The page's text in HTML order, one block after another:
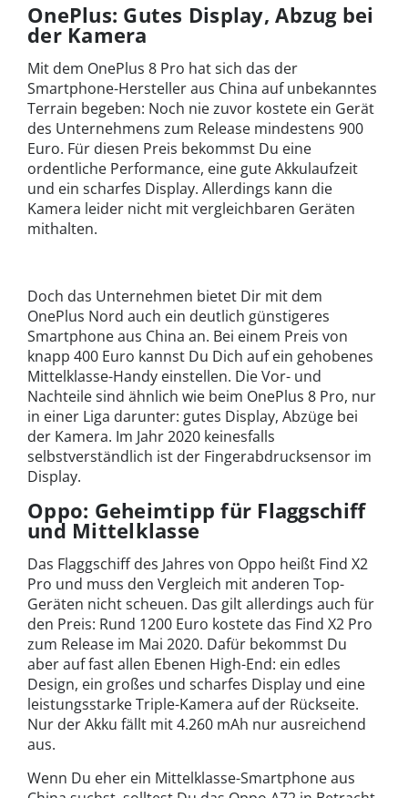
OnePlus: Gutes Display, Abzug bei
der Kamera
Mit dem OnePlus 8 Pro hat sich das der
Smartphone-Hersteller aus China auf unbekanntes
Terrain begeben: Noch nie zuvor kostete ein Gerät
des Unternehmens zum Release mindestens 900
Euro. Für diesen Preis bekommst Du eine
ordentliche Performance, eine gute Akkulaufzeit
und ein scharfes Display. Allerdings kann die
Kamera leider nicht mit vergleichbaren Geräten
mithalten.
Doch das Unternehmen bietet Dir mit dem
OnePlus Nord auch ein deutlich günstigeres
Smartphone aus China an. Bei einem Preis von
knapp 400 Euro kannst Du Dich auf ein gehobenes
Mittelklasse-Handy einstellen. Die Vor- und
Nachteile sind ähnlich wie beim OnePlus 8 Pro, nur
in einer Liga darunter: gutes Display, Abzüge bei
der Kamera. Im Jahr 2020 keinesfalls
selbstverständlich ist der Fingerabdrucksensor im
Display.
Oppo: Geheimtipp für Flaggschiff
und Mittelklasse
Das Flaggschiff des Jahres von Oppo heißt Find X2
Pro und muss den Vergleich mit anderen Top-
Geräten nicht scheuen. Das gilt allerdings auch für
den Preis: Rund 1200 Euro kostete das Find X2 Pro
zum Release im Mai 2020. Dafür bekommst Du
aber auf fast allen Ebenen High-End: ein edles
Design, ein großes und scharfes Display und eine
leistungsstarke Triple-Kamera auf der Rückseite.
Nur der Akku fällt mit 4.260 mAh nur ausreichend
aus.
Wenn Du eher ein Mittelklasse-Smartphone aus